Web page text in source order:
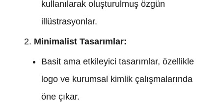
kullanılarak oluşturulmuş özgün
illüstrasyonlar.
Minimalist Tasarımlar:
Basit ama etkileyici tasarımlar, özellikle
logo ve kurumsal kimlik çalışmalarında
öne çıkar.